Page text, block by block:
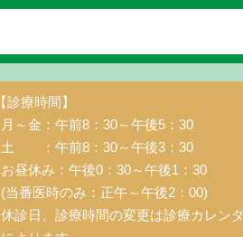
【診療時間】
月～金：午前8：30～午後5：30
土 ：午前8：30～午後3：30
お昼休み：午後0：30～午後1：30
(当番医時のみ：正午～午後2：00)
休診日、診療時間の変更は診療カレン